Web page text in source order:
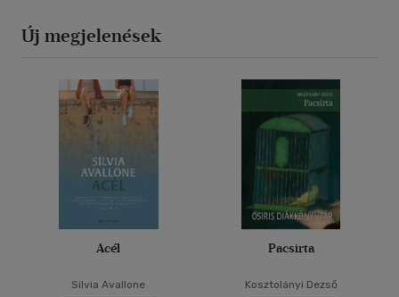
Új megjelenések
Acél
Silvia Avallone
Pacsirta
Kosztolányi Dezső